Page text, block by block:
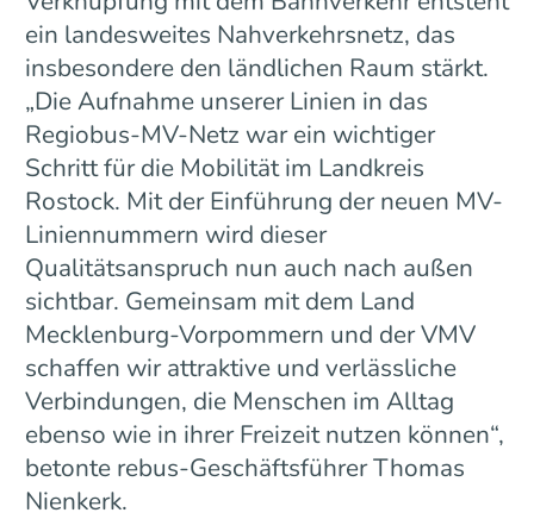
ein landesweites Nahverkehrsnetz, das
insbesondere den ländlichen Raum stärkt.
„Die Aufnahme unserer Linien in das
Regiobus-MV-Netz war ein wichtiger
Schritt für die Mobilität im Landkreis
Rostock. Mit der Einführung der neuen MV-
Liniennummern wird dieser
Qualitätsanspruch nun auch nach außen
sichtbar. Gemeinsam mit dem Land
Mecklenburg-Vorpommern und der VMV
schaffen wir attraktive und verlässliche
Verbindungen, die Menschen im Alltag
ebenso wie in ihrer Freizeit nutzen können“,
betonte rebus-Geschäftsführer Thomas
Nienkerk.